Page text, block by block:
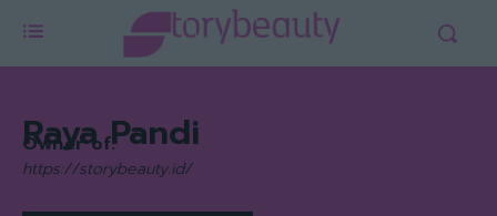
Raya Pandi
Owner of:
https://storybeauty.id/